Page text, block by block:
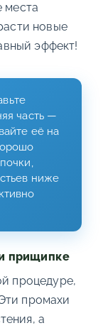
места
новые
эффект!
часть —
её на
ниже
прищипке
процедуре,
промахи
а